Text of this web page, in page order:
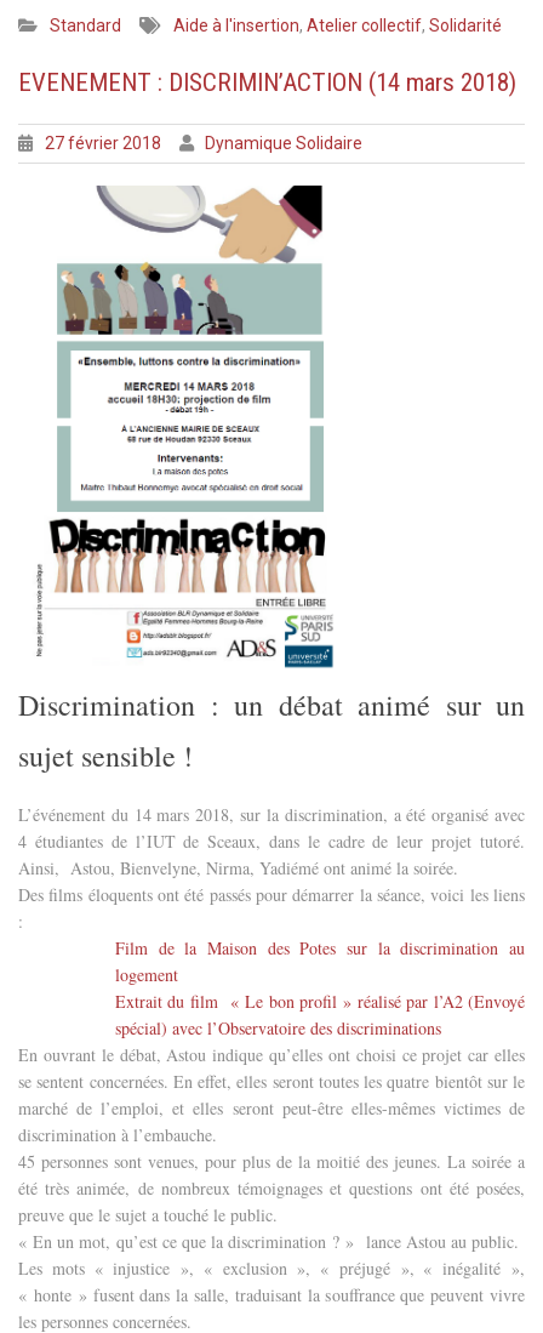
Standard Aide à l'insertion, Atelier collectif, Solidarité
EVENEMENT : DISCRIMIN’ACTION (14 mars 2018)
27 février 2018 Dynamique Solidaire
Discrimination : un débat animé sur un
sujet sensible !
L’événement du 14 mars 2018, sur la discrimination, a été organisé avec
4 étudiantes de l’IUT de Sceaux, dans le cadre de leur projet tutoré.
Ainsi,
Astou, Bienvelyne, Nirma, Yadiémé ont animé la soirée.
Des films éloquents ont été passés pour démarrer la séance, voici les liens
:
Film de la Maison des Potes sur la discrimination au
logement
Extrait du film
« Le bon profil » réalisé par l’A2 (Envoyé
spécial) avec l’Observatoire des discriminations
En ouvrant le débat, Astou indique qu’elles ont choisi ce projet car elles
se sentent concernées. En effet, elles seront toutes les quatre bientôt sur le
marché de l’emploi, et elles seront peut-être elles-mêmes victimes de
discrimination à l’embauche.
45 personnes sont venues, pour plus de la moitié des jeunes. La soirée a
été très animée, de nombreux témoignages et questions ont été posées,
preuve que le sujet a touché le public.
« En un mot, qu’est ce que la discrimination ? »
lance Astou au public.
Les mots « injustice », « exclusion », « préjugé », « inégalité »,
« honte » fusent dans la salle, traduisant la souffrance que peuvent vivre
les personnes concernées.